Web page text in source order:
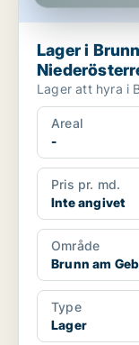
Lager i
Lager att hyra i
Areal
-
Pris pr. md.
Inte angivet
Område
Brunn am
Type
Lager